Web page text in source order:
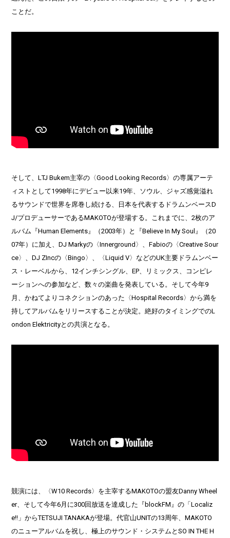
ことだ。
そして、LTJ Bukem主宰の〈Good Looking Records〉の専属アーテ
ィストとして1998年にデビュー以来19年、ソウル、ジャズ感覚溢れ
るサウンドで世界を席巻し続ける、日本を代表するドラムンベースD
J/プロデューサーであるMAKOTOが登場する。これまでに、2枚のア
ルバム『Human Elements』（2003年）と『Believe In My Soul』（20
07年）に加え、DJ Markyの〈Innerground〉、Fabioの〈Creative Sour
ce〉、DJ ZIncの〈Bingo〉、〈Liquid V〉などのUK主要ドラムンベー
ス・レーベルから、12インチシングル、EP、リミックス、
コンピレ
ーションへの参加など、数々の楽曲を発表している。そして今年9
月、かねてよりコネクションのあった〈Hospital Records〉から満を
持してアルバムをリリースすることが決定。絶好のタイミングでのL
ondon Elektricityとの共演となる。
競演には、〈W10 Records〉を主宰するMAKOTOの盟友Danny Wheel
er、そして今年6月に300回放送を達成した『blockFM』の「Localiz
e!!」からTETSUJI TANAKAが登場。代官山UNITの13周年、MAKOTO
のニューアルバムを祝し、極上のサウンド・システムとSO IN THE H